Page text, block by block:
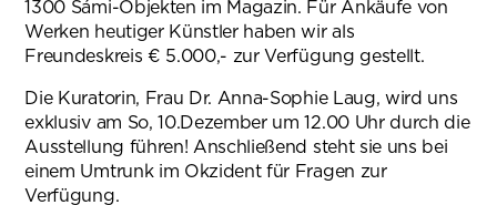
1300 Sámi-Objekten im Magazin. Für Ankäufe von
Werken heutiger Künstler haben wir als
Freundeskreis € 5.000,- zur Verfügung gestellt.
Die Kuratorin, Frau Dr. Anna-Sophie Laug, wird uns
exklusiv am So, 10.Dezember um 12.00 Uhr durch die
Ausstellung führen! Anschließend steht sie uns bei
einem Umtrunk im Okzident für Fragen zur
Verfügung.